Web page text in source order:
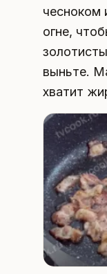
чесноком
огне,
выньте.
хватит